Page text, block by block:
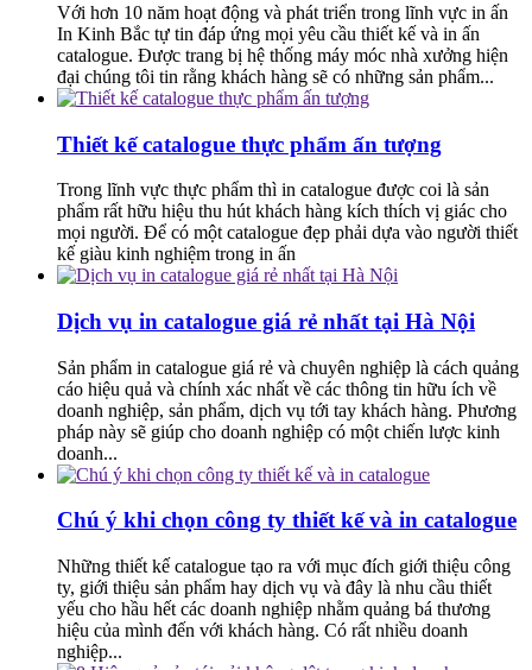
Với hơn 10 năm hoạt động và phát triển trong lĩnh vực in ấn
In Kinh Bắc tự tin đáp ứng mọi yêu cầu thiết kế và in ấn
catalogue. Được trang bị hệ thống máy móc nhà xưởng hiện
đại chúng tôi tin rằng khách hàng sẽ có những sản phẩm...
Thiết kế catalogue thực phẩm ấn tượng
Trong lĩnh vực thực phẩm thì in catalogue được coi là sản
phẩm rất hữu hiệu thu hút khách hàng kích thích vị giác cho
mọi người. Để có một catalogue đẹp phải dựa vào người thiết
kế giàu kinh nghiệm trong in ấn
Dịch vụ in catalogue giá rẻ nhất tại Hà Nội
Sản phẩm in catalogue giá rẻ và chuyên nghiệp là cách quảng
cáo hiệu quả và chính xác nhất về các thông tin hữu ích về
doanh nghiệp, sản phẩm, dịch vụ tới tay khách hàng. Phương
pháp này sẽ giúp cho doanh nghiệp có một chiến lược kinh
doanh...
Chú ý khi chọn công ty thiết kế và in catalogue
Những thiết kế catalogue tạo ra với mục đích giới thiệu công
ty, giới thiệu sản phẩm hay dịch vụ và đây là nhu cầu thiết
yếu cho hầu hết các doanh nghiệp nhằm quảng bá thương
hiệu của mình đến với khách hàng. Có rất nhiều doanh
nghiệp...